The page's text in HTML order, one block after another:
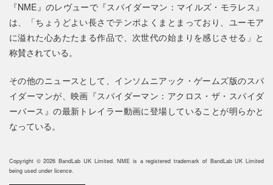
『NME』のレヴューで『スパイダーマン：マイルズ・モラレス』
は、「ちょうどよい長さでテンポよくまとまっており、ユーモア
に溢れた心あたたまる作品で、次世代の始まりを感じさせる」と
称賛されている。
その他のニュースとして、インソムニアック・ゲームズ版のスパ
イダーマンが、映画『スパイダーマン：アクロス・ザ・スパイダ
ーバース』の最新トレイラー動画に登場していることが明らかと
なっている。
Copyright © 2026 BandLab UK Limited. NME is a registered trademark of BandLab UK Limited
being used under licence.